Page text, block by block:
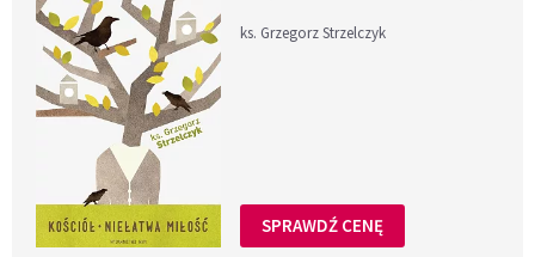
ks. Grzegorz Strzelczyk
SPRAWDŹ CENĘ